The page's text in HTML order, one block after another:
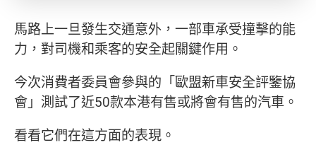
馬路上一旦發生交通意外，一部車承受撞擊的能
力，對司機和乘客的安全起關鍵作用。
今次消費者委員會參與的「歐盟新車安全評鑒協
會」測試了近50款本港有售或將會有售的汽車。
看看它們在這方面的表現。